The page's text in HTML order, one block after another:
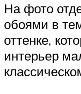
На фото
обоями в
оттенке,
интерьер